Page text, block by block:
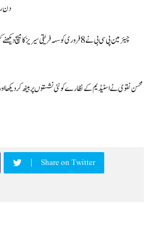
دن
چیئرمین پی سی بی نے 8 فروری کو سہہ فریقی
محسن نقوی نے اسٹیڈیم کے نظارے کو نئی نشستوں پر بیٹھ کردیکھا
Share on Twitter